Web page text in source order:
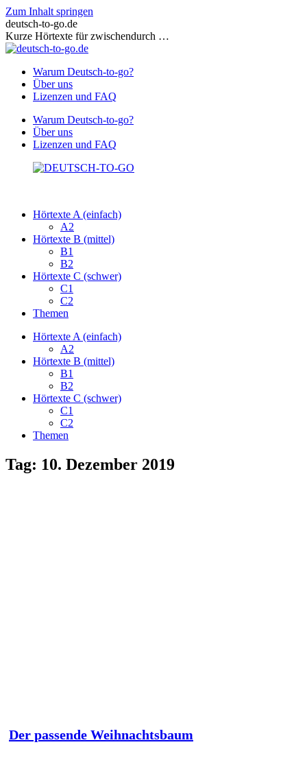
Zum Inhalt springen
deutsch-to-go.de
Kurze Hörtexte für zwischendurch …
Warum Deutsch-to-go?
Über uns
Lizenzen und FAQ
Warum Deutsch-to-go?
Über uns
Lizenzen und FAQ
Hörtexte A (einfach)
A2
Hörtexte B (mittel)
B1
B2
Hörtexte C (schwer)
C1
C2
Themen
Hörtexte A (einfach)
A2
Hörtexte B (mittel)
B1
B2
Hörtexte C (schwer)
C1
C2
Themen
Tag: 10. Dezember 2019
Der passende Weihnachtsbaum